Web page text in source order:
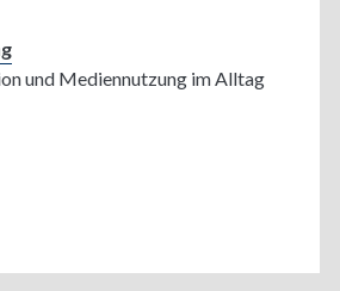
und Mediennutzung im Alltag